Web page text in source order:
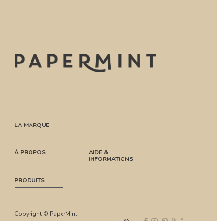
LA MARQUE
Á PROPOS
AIDE &
INFORMATIONS
PRODUITS
Copyright © PaperMint